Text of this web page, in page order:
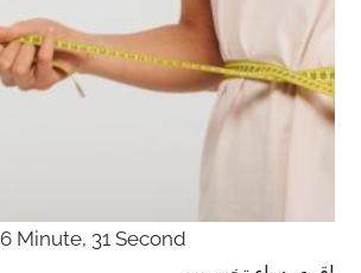
6 Minute, 31 Second